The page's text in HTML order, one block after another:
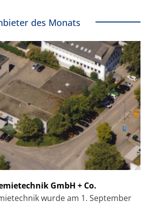
des Monats
GmbH + Co.
wurde am 1. September